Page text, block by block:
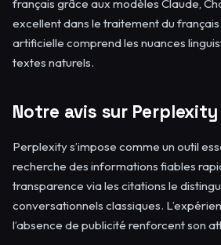
français grâce aux modèles Claude,
excellent dans le traitement du
artificielle comprend les nuances
textes naturels.
Notre avis sur Perplexity
Perplexity s’impose comme un outil
recherche des informations fiables
transparence via les citations le
conversationnels classiques.
l’absence de publicité renforcent son